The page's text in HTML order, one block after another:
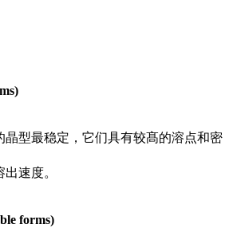
型最稳定，它们具有较髙的溶点和密
速度。
forms)